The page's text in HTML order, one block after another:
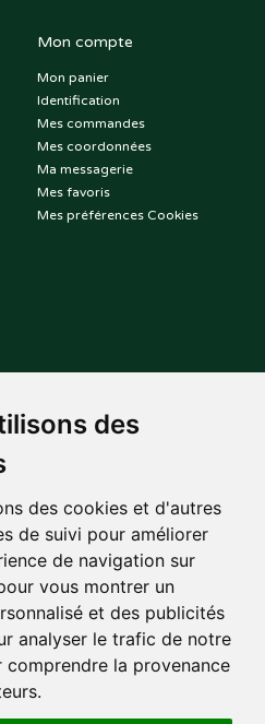
des
des cookies et d'autres
de suivi pour améliorer
de navigation sur
vous montrer un
et des publicités
analyser le trafic de notre
comprendre la provenance
Mon compte
Mon panier
Identification
Mes commandes
Mes coordonnées
Ma messagerie
Mes favoris
Mes préférences Cookies
Paiement sécurisé
Suivez-nous sur